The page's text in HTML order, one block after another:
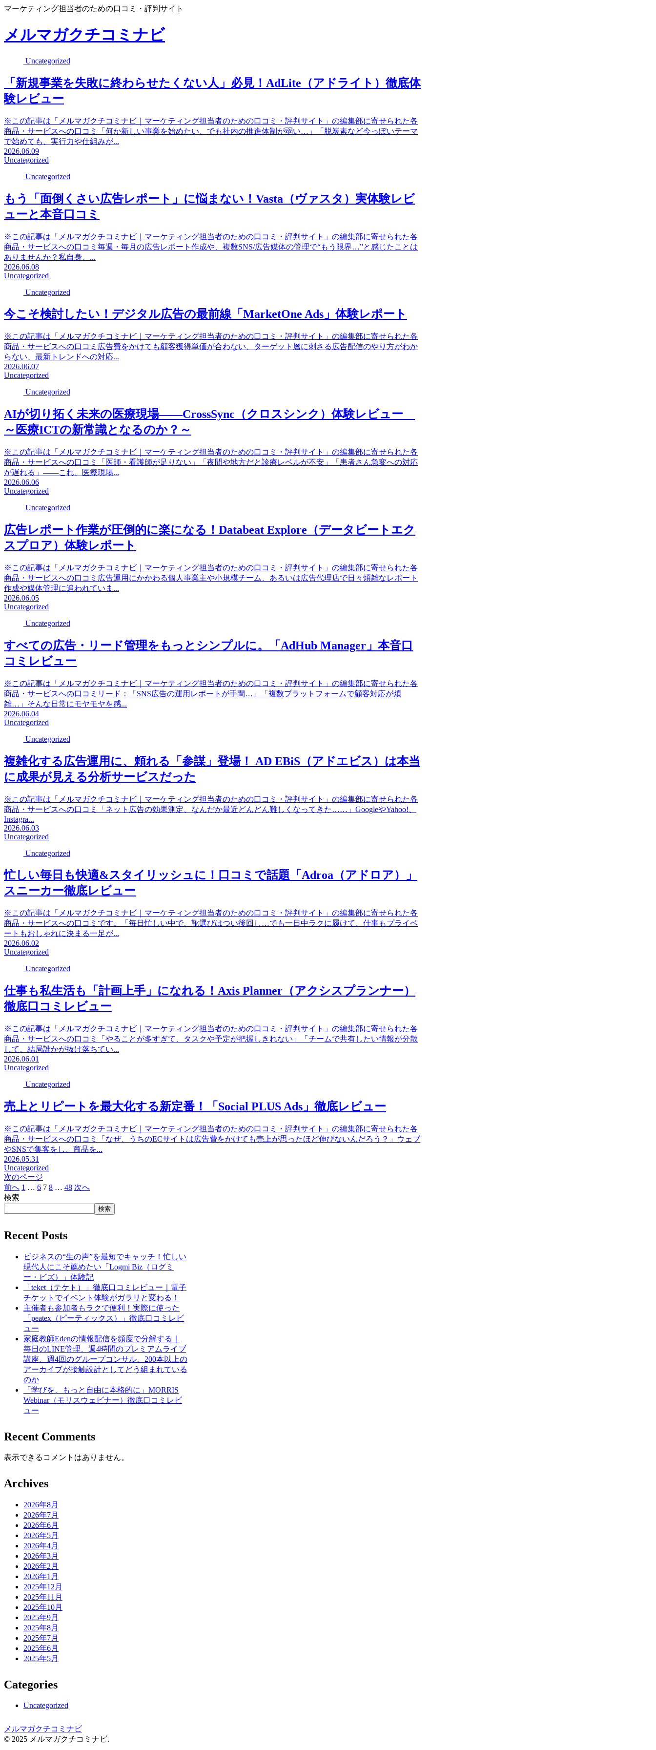
マーケティング担当者のための口コミ・評判サイト
メルマガクチコミナビ
Uncategorized
「新規事業を失敗に終わらせたくない人」必見！AdLite（アドライト）徹底体
験レビュー
※この記事は「メルマガクチコミナビ｜マーケティング担当者のための口コミ・評判サイト」の編集部に寄せられた各
商品・サービスへの口コミ「何か新しい事業を始めたい、でも社内の推進体制が弱い…」「脱炭素など今っぽいテーマ
で始めても、実行力や仕組みが...
2026.06.09
Uncategorized
Uncategorized
もう「面倒くさい広告レポート」に悩まない！Vasta（ヴァスタ）実体験レビ
ューと本音口コミ
※この記事は「メルマガクチコミナビ｜マーケティング担当者のための口コミ・評判サイト」の編集部に寄せられた各
商品・サービスへの口コミ毎週・毎月の広告レポート作成や、複数SNS/広告媒体の管理で“もう限界…”と感じたことは
ありませんか？私自身、...
2026.06.08
Uncategorized
Uncategorized
今こそ検討したい！デジタル広告の最前線「MarketOne Ads」体験レポート
※この記事は「メルマガクチコミナビ｜マーケティング担当者のための口コミ・評判サイト」の編集部に寄せられた各
商品・サービスへの口コミ広告費をかけても顧客獲得単価が合わない、ターゲット層に刺さる広告配信のやり方がわか
らない、最新トレンドへの対応...
2026.06.07
Uncategorized
Uncategorized
AIが切り拓く未来の医療現場――CrossSync（クロスシンク）体験レビュー
～医療ICTの新常識となるのか？～
※この記事は「メルマガクチコミナビ｜マーケティング担当者のための口コミ・評判サイト」の編集部に寄せられた各
商品・サービスへの口コミ「医師・看護師が足りない」「夜間や地方だと診療レベルが不安」「患者さん急変への対応
が遅れる」――これ、医療現場...
2026.06.06
Uncategorized
Uncategorized
広告レポート作業が圧倒的に楽になる！Databeat Explore（データビートエク
スプロア）体験レポート
※この記事は「メルマガクチコミナビ｜マーケティング担当者のための口コミ・評判サイト」の編集部に寄せられた各
商品・サービスへの口コミ広告運用にかかわる個人事業主や小規模チーム、あるいは広告代理店で日々煩雑なレポート
作成や媒体管理に追われていま...
2026.06.05
Uncategorized
Uncategorized
すべての広告・リード管理をもっとシンプルに。「AdHub Manager」本音口
コミレビュー
※この記事は「メルマガクチコミナビ｜マーケティング担当者のための口コミ・評判サイト」の編集部に寄せられた各
商品・サービスへの口コミリード：「SNS広告の運用レポートが手間…」「複数プラットフォームで顧客対応が煩
雑…」そんな日常にモヤモヤを感...
2026.06.04
Uncategorized
Uncategorized
複雑化する広告運用に、頼れる「参謀」登場！ AD EBiS（アドエビス）は本当
に成果が見える分析サービスだった
※この記事は「メルマガクチコミナビ｜マーケティング担当者のための口コミ・評判サイト」の編集部に寄せられた各
商品・サービスへの口コミ「ネット広告の効果測定、なんだか最近どんどん難しくなってきた……」GoogleやYahoo!、
Instagra...
2026.06.03
Uncategorized
Uncategorized
忙しい毎日も快適&スタイリッシュに！口コミで話題「Adroa（アドロア）」
スニーカー徹底レビュー
※この記事は「メルマガクチコミナビ｜マーケティング担当者のための口コミ・評判サイト」の編集部に寄せられた各
商品・サービスへの口コミです。「毎日忙しい中で、靴選びはつい後回し…でも一日中ラクに履けて、仕事もプライベ
ートもおしゃれに決まる一足が...
2026.06.02
Uncategorized
Uncategorized
仕事も私生活も「計画上手」になれる！Axis Planner（アクシスプランナー）
徹底口コミレビュー
※この記事は「メルマガクチコミナビ｜マーケティング担当者のための口コミ・評判サイト」の編集部に寄せられた各
商品・サービスへの口コミ「やることが多すぎて、タスクや予定が把握しきれない」「チームで共有したい情報が分散
して、結局誰かが抜け落ちてい...
2026.06.01
Uncategorized
Uncategorized
売上とリピートを最大化する新定番！「Social PLUS Ads」徹底レビュー
※この記事は「メルマガクチコミナビ｜マーケティング担当者のための口コミ・評判サイト」の編集部に寄せられた各
商品・サービスへの口コミ「なぜ、うちのECサイトは広告費をかけても売上が思ったほど伸びないんだろう？」ウェブ
やSNSで集客をし、商品を...
2026.05.31
Uncategorized
次のページ
前へ 1 … 6 7 8 … 48 次へ
検索
検索
Recent Posts
ビジネスの“生の声”を最短でキャッチ！忙しい
現代人にこそ薦めたい「Logmi Biz（ログミ
ー・ビズ）」体験記
「teket（テケト）」徹底口コミレビュー｜電子
チケットでイベント体験がガラリと変わる！
主催者も参加者もラクで便利！実際に使った
「peatex（ピーティックス）」徹底口コミレビ
ュー
家庭教師Edenの情報配信を頻度で分解する｜
毎日のLINE管理、週4時間のプレミアムライブ
講座、週4回のグループコンサル、200本以上の
アーカイブが接触設計としてどう組まれている
のか
「学びを、もっと自由に本格的に」MORRIS
Webinar（モリスウェビナー）徹底口コミレビ
ュー
Recent Comments
表示できるコメントはありません。
Archives
2026年8月
2026年7月
2026年6月
2026年5月
2026年4月
2026年3月
2026年2月
2026年1月
2025年12月
2025年11月
2025年10月
2025年9月
2025年8月
2025年7月
2025年6月
2025年5月
Categories
Uncategorized
メルマガクチコミナビ
© 2025 メルマガクチコミナビ.